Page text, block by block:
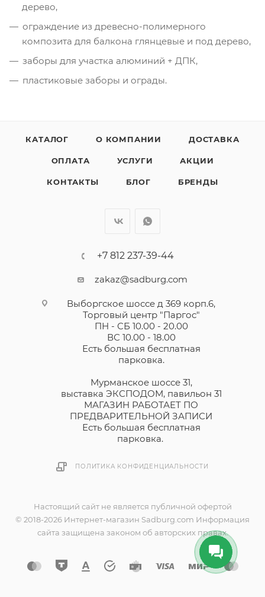
дерево,
ограждение из древесно-полимерного
композита для балкона глянцевые и под дерево,
заборы для участка алюминий + ДПК,
пластиковые заборы и ограды.
КАТАЛОГ О КОМПАНИИ ДОСТАВКА
ОПЛАТА УСЛУГИ АКЦИИ
КОНТАКТЫ БЛОГ БРЕНДЫ
+7 812 237-39-44
zakaz@sadburg.com
Выборгское шоссе д 369 корп.6,
Торговый центр "Паргос"
ПН - СБ 10.00 - 20.00
ВС 10.00 - 18.00
Есть большая бесплатная
парковка.
Мурманское шоссе 31,
выставка ЭКСПОДОМ, павильон 31
МАГАЗИН РАБОТАЕТ ПО
ПРЕДВАРИТЕЛЬНОЙ ЗАПИСИ
Есть большая бесплатная
парковка.
ПОЛИТИКА КОНФИДЕНЦИАЛЬНОСТИ
Настоящий сайт не является публичной офертой
© 2018-2026 Интернет-магазин Sadburg.com Информация
сайта защищена законом об авторских правах.